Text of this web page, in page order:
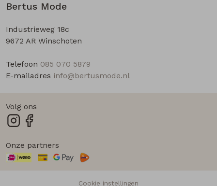
Bertus Mode
Industrieweg 18c
9672 AR Winschoten
Telefoon 085 070 5879
E-mailadres info@bertusmode.nl
Volg ons
Onze partners
Cookie instellingen